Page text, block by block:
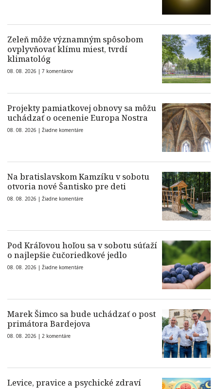
Zeleň môže významným spôsobom
ovplyvňovať klímu miest, tvrdí
klimatológ
08. 08. 2026 | 7 komentárov
Projekty pamiatkovej obnovy sa môžu
uchádzať o ocenenie Europa Nostra
08. 08. 2026 | Žiadne komentáre
Na bratislavskom Kamzíku v sobotu
otvoria nové Šantisko pre deti
08. 08. 2026 | Žiadne komentáre
Pod Kráľovou hoľou sa v sobotu súťaží
o najlepšie čučoriedkové jedlo
08. 08. 2026 | Žiadne komentáre
Marek Šimco sa bude uchádzať o post
primátora Bardejova
08. 08. 2026 | 2 komentáre
Levice, pravice a psychické zdraví